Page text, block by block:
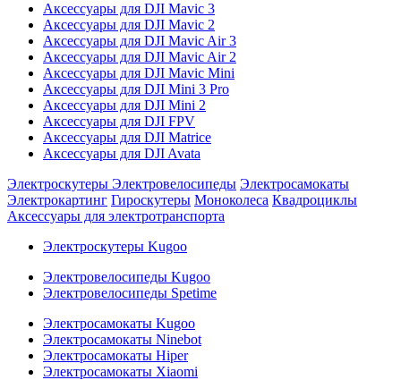
Аксессуары для DJI Mavic 3
Аксессуары для DJI Mavic 2
Аксессуары для DJI Mavic Air 3
Аксессуары для DJI Mavic Air 2
Аксессуары для DJI Mavic Mini
Аксессуары для DJI Mini 3 Pro
Аксессуары для DJI Mini 2
Аксессуары для DJI FPV
Аксессуары для DJI Matrice
Аксессуары для DJI Avata
Электроскутеры Электровелосипеды Электросамокаты
Электрокартинг Гироскутеры Моноколеса Квадроциклы
Аксессуары для электротранспорта
Электроскутеры Kugoo
Электровелосипеды Kugoo
Электровелосипеды Spetime
Электросамокаты Kugoo
Электросамокаты Ninebot
Электросамокаты Hiper
Электросамокаты Xiaomi